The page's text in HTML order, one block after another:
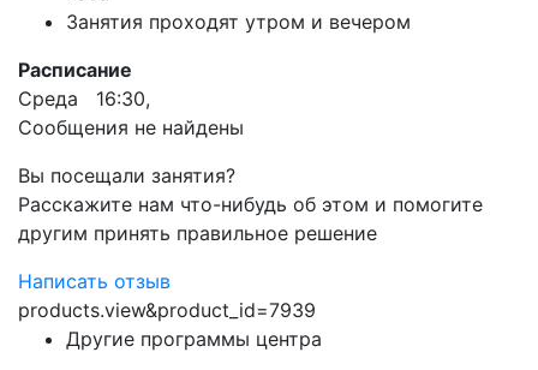
Занятия проходят утром и вечером
Расписание
Среда 16:30,
Сообщения не найдены
Вы посещали занятия?
Расскажите нам что-нибудь об этом и помогите
другим принять правильное решение
Написать отзыв
products.view&product_id=7939
Другие программы центра